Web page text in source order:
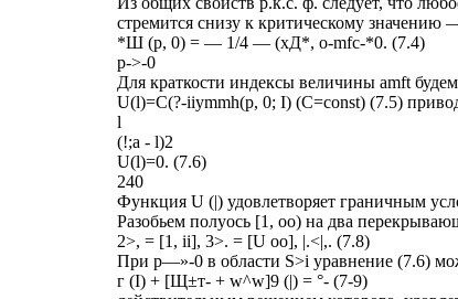
стремится снизу к критическому значению
*Ш (р, 0) = — 1/4 — (хД*, o-mfc-*0. (7.4)
р->-0
Для краткости индексы величины amft
U(l)=C(?-iiymmh(p, 0; I) (C=const) (7.5)
l
(!;а - l)2
U(l)=0. (7.6)
240
Функция U (|) удовлетворяет граничным
Разобьем полуось [1, оо) на два
2>, = [1, ii], 3>. = [U оо], |.<|,. (7.8)
При р—»-0 в области S>i уравнение (7.6)
г (I) + [Щ±т- + w^w]9 (|) = °- (7-9)